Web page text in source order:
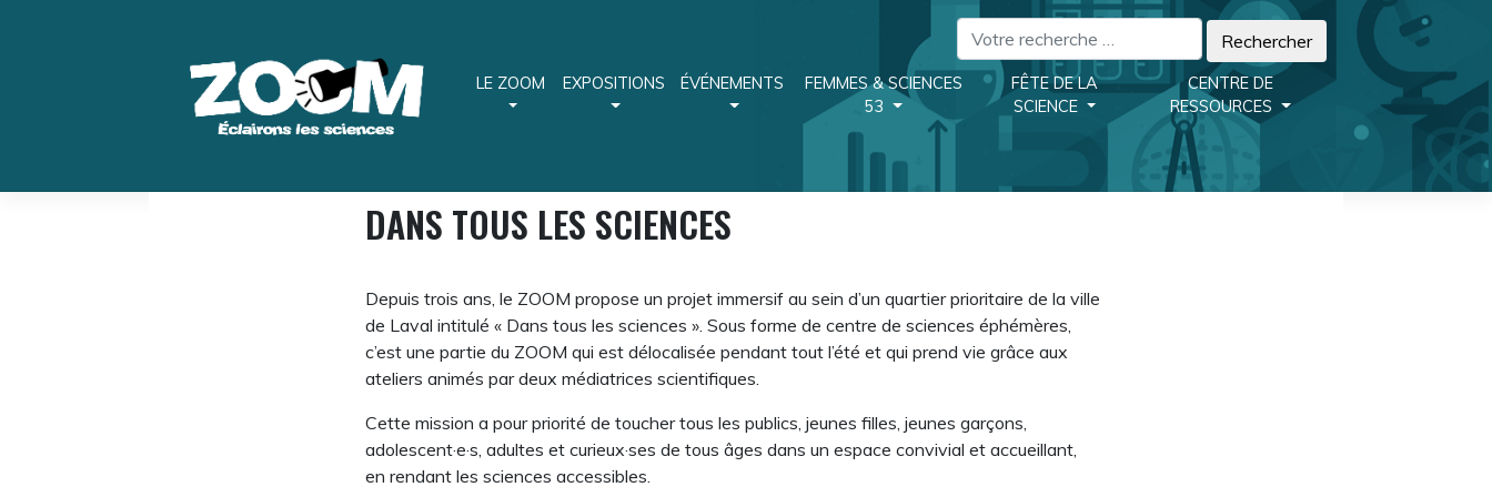
LE ZOOM EXPOSITIONS ÉVÉNEMENTS
FEMMES & SCIENCES
53
FÊTE DE LA
SCIENCE
CENTRE DE
RESSOURCES
DANS TOUS LES SCIENCES
Depuis trois ans, le ZOOM propose un projet immersif au sein d’un quartier prioritaire de la ville
de Laval intitulé « Dans tous les sciences ». Sous forme de centre de sciences éphémères,
c’est une partie du ZOOM qui est délocalisée pendant tout l’été et qui prend vie grâce aux
ateliers animés par deux médiatrices scientifiques.
Cette mission a pour priorité de toucher tous les publics, jeunes filles, jeunes garçons,
adolescent·e·s, adultes et curieux·ses de tous âges dans un espace convivial et accueillant,
en rendant les sciences accessibles.